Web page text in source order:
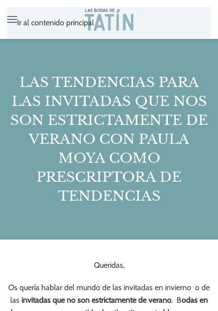
Ir al contenido principal
LAS TENDENCIAS PARA
LAS INVITADAS QUE NOS
SON ESTRICTAMENTE DE
VERANO CON PAULA
MOYA COMO
PRESCRIPTORA DE
TENDENCIAS
Queridas,
Os quería hablar del mundo de las invitadas en invierno o de
las invitadas que no son estrictamente de verano. Bodas en